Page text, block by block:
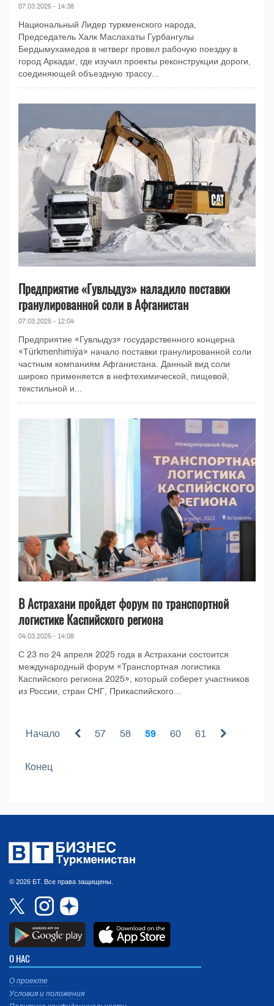
07.03.2025 - 14:38
Национальный Лидер туркменского народа,
Председатель Халк Маслахаты Гурбангулы
Бердымухамедов в четверг провел рабочую поездку в
город Аркадаг, где изучил проекты реконструкции дороги,
соединяющей объездную трассу...
Предприятие «Гувлыдуз» наладило поставки
гранулированной соли в Афганистан
07.03.2025 - 12:04
Предприятие «Гувлыдуз» государственного концерна
«Türkmenhimiýa» начало поставки гранулированной соли
частным компаниям Афганистана. Данный вид соли
широко применяется в нефтехимической, пищевой,
текстильной и...
В Астрахани пройдет форум по транспортной
логистике Каспийского региона
04.03.2025 - 14:08
С 23 по 24 апреля 2025 года в Астрахани состоится
международный форум «Транспортная логистика
Каспийского региона 2025», который соберет участников
из России, стран СНГ, Прикаспийского...
Начало 57 58 59 60 61
Конец
© 2026 БТ. Все права защищены.
О НАС
О проекте
Условия и положения